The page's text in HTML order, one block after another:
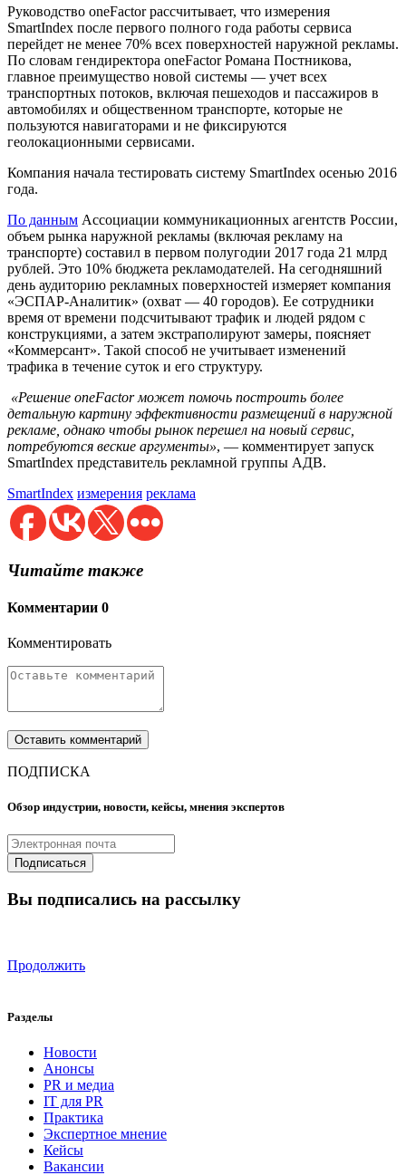
Руководство oneFactor рассчитывает, что измерения
SmartIndex после первого полного года работы сервиса
перейдет не менее 70% всех поверхностей наружной рекламы.
По словам гендиректора oneFactor Романа Постникова,
главное преимущество новой системы — учет всех
транспортных потоков, включая пешеходов и пассажиров в
автомобилях и общественном транспорте, которые не
пользуются навигаторами и не фиксируются
геолокационными сервисами.
Компания начала тестировать систему SmartIndex осенью 2016
года.
По данным Ассоциации коммуникационных агентств России,
объем рынка наружной рекламы (включая рекламу на
транспорте) составил в первом полугодии 2017 года 21 млрд
рублей. Это 10% бюджета рекламодателей. На сегодняшний
день аудиторию рекламных поверхностей измеряет компания
«ЭСПАР-Аналитик» (охват — 40 городов). Ее сотрудники
время от времени подсчитывают трафик и людей рядом с
конструкциями, а затем экстраполируют замеры, поясняет
«Коммерсант». Такой способ не учитывает изменений
трафика в течение суток и его структуру.
«Решение oneFactor может помочь построить более
детальную картину эффективности размещений в наружной
рекламе, однако чтобы рынок перешел на новый сервис,
потребуются веские аргументы», — комментирует запуск
SmartIndex представитель рекламной группы АДВ.
SmartIndex измерения реклама
Читайте также
Комментарии 0
Комментировать
ПОДПИСКА
Обзор индустрии, новости, кейсы, мнения экспертов
Вы подписались на рассылку
Продолжить
Разделы
Новости
Анонсы
PR и медиа
IT для PR
Практика
Экспертное мнение
Кейсы
Вакансии